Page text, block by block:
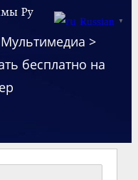
Ру
Мультимедиа >
бесплатно на
Russian ▼